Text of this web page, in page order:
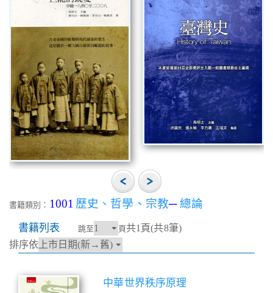
書籍類別： 1001 歷史、哲學、宗教─總論
書籍列表 跳至 頁共1頁(共8筆)
排序依
中華世界秩序原理